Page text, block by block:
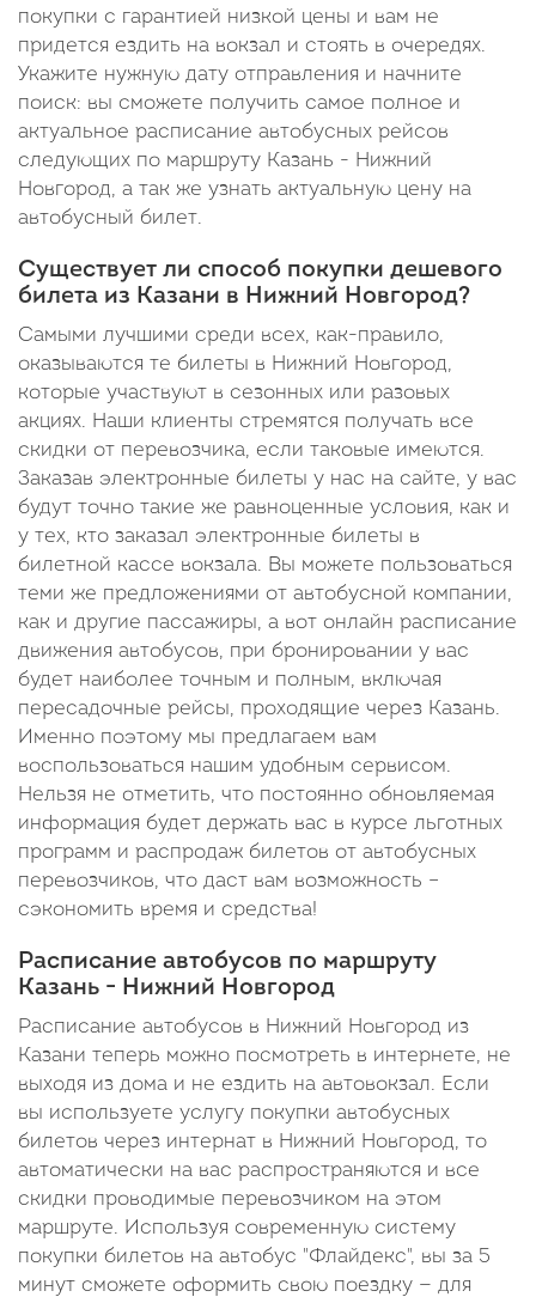
покупки с гарантией низкой цены и вам не
придется ездить на вокзал и стоять в очередях.
Укажите нужную дату отправления и начните
поиск: вы сможете получить самое полное и
актуальное расписание автобусных рейсов
следующих по маршруту Казань - Нижний
Новгород, а так же узнать актуальную цену на
автобусный билет.
Существует ли способ покупки дешевого
билета из Казани в Нижний Новгород?
Самыми лучшими среди всех, как-правило,
оказываются те билеты в Нижний Новгород,
которые участвуют в сезонных или разовых
акциях. Наши клиенты стремятся получать все
скидки от перевозчика, если таковые имеются.
Заказав электронные билеты у нас на сайте, у вас
будут точно такие же равноценные условия, как и
у тех, кто заказал электронные билеты в
билетной кассе вокзала. Вы можете пользоваться
теми же предложениями от автобусной компании,
как и другие пассажиры, а вот онлайн расписание
движения автобусов, при бронировании у вас
будет наиболее точным и полным, включая
пересадочные рейсы, проходящие через Казань.
Именно поэтому мы предлагаем вам
воспользоваться нашим удобным сервисом.
Нельзя не отметить, что постоянно обновляемая
информация будет держать вас в курсе льготных
программ и распродаж билетов от автобусных
перевозчиков, что даст вам возможность –
сэкономить время и средства!
Расписание автобусов по маршруту
Казань - Нижний Новгород
Расписание автобусов в Нижний Новгород из
Казани теперь можно посмотреть в интернете, не
выходя из дома и не ездить на автовокзал. Если
вы используете услугу покупки автобусных
билетов через интернат в Нижний Новгород, то
автоматически на вас распространяются и все
скидки проводимые перевозчиком на этом
маршруте. Используя современную систему
покупки билетов на автобус "Флайдекс", вы за 5
минут сможете оформить свою поездку — для